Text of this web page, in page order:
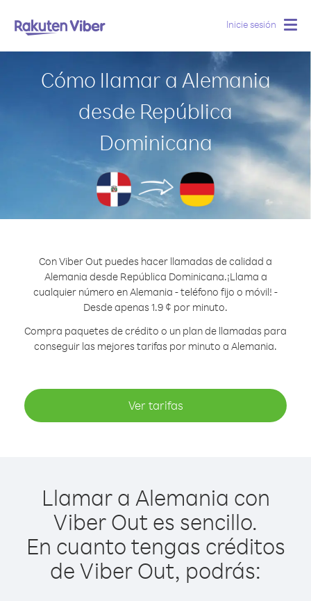
Inicie sesión
Cómo llamar a Alemania
desde República
Dominicana
Con Viber Out puedes hacer llamadas de calidad a
Alemania desde República Dominicana.¡Llama a
cualquier número en Alemania - teléfono fijo o móvil! -
Desde apenas 1.9 ¢ por minuto.
Compra paquetes de crédito o un plan de llamadas para
conseguir las mejores tarifas por minuto a Alemania.
Ver tarifas
Llamar a Alemania con
Viber Out es sencillo.
En cuanto tengas créditos
de Viber Out, podrás: